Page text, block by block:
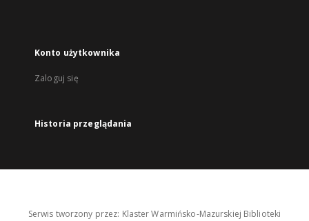
Konto użytkownika
Zaloguj się
Historia przeglądania
Serwis tworzony przez: Klaster Warmińsko-Mazurskiej Biblioteki